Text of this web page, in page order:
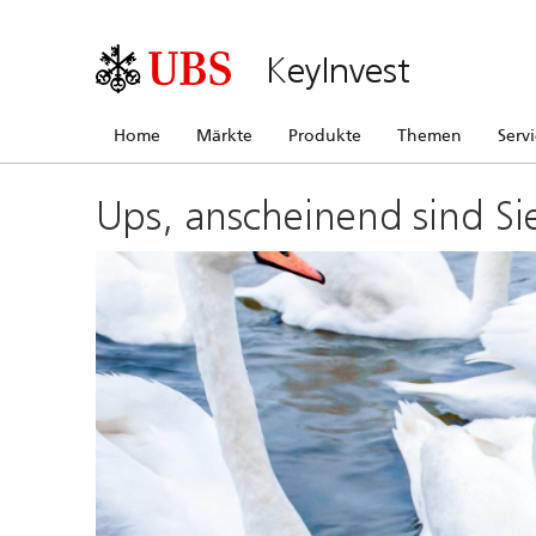
KeyInvest
Home Märkte Produkte Themen
Ups, anscheinend sind